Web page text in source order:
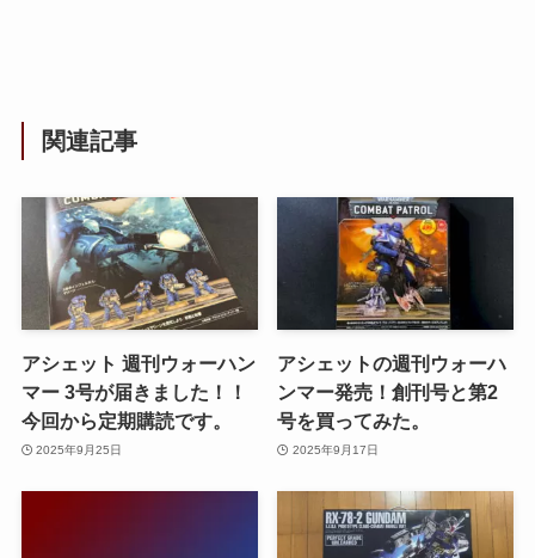
関連記事
アシェット 週刊ウォーハン
マー 3号が届きました！！
今回から定期購読です。
2025年9月25日
アシェットの週刊ウォーハ
ンマー発売！創刊号と第2
号を買ってみた。
2025年9月17日